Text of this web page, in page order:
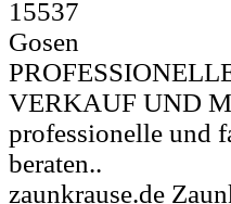
15537
Gosen
VERKAUF UND
professionelle und
beraten..
zaunkrause.de